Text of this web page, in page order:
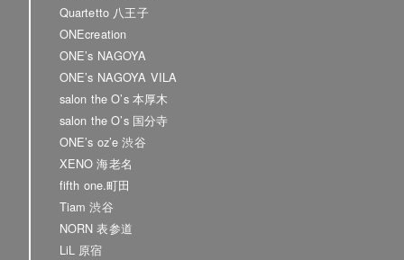
Quartetto 八王子
ONEcreation
ONE’s NAGOYA
ONE’s NAGOYA VILA
salon the O’s 本厚木
salon the O’s 国分寺
ONE’s oz’e 渋谷
XENO 海老名
fifth one.町田
Tiam 渋谷
NORN 表参道
LiL 原宿